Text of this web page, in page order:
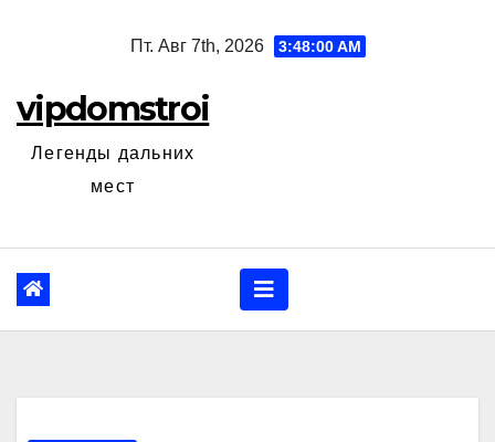
Пт. Авг 7th, 2026 3:48:01 AM
vipdomstroi
Легенды дальних
мест